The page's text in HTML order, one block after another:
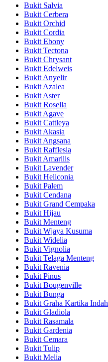
Bukit Salvia
Bukit Cerbera
Bukit Orchid
Bukit Cordia
Bukit Ebony
Bukit Tectona
Bukit Chrysant
Bukit Edelweis
Bukit Anyelir
Bukit Azalea
Bukit Aster
Bukit Rosella
Bukit Agave
Bukit Cattleya
Bukit Akasia
Bukit Angsana
Bukit Rafflesia
Bukit Amarilis
Bukit Lavender
Bukit Heliconia
Bukit Palem
Bukit Cendana
Bukit Grand Cempaka
Bukit Hijau
Bukit Menteng
Bukit Wjaya Kusuma
Bukit Widelia
Bukit Vignolia
Bukit Telaga Menteng
Bukit Ravenia
Bukit Pinus
Bukit Bougenville
Bukit Bunga
Bukit Graha Kartika Indah
Bukit Gladiola
Bukit Rasamala
Bukit Gardenia
Bukit Cemara
Bukit Tulip
Bukit Melia